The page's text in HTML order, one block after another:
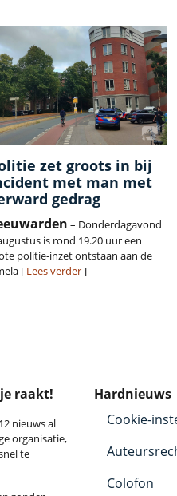
zet groots in bij
met man met
gedrag
– Donderdagavond
is rond 19.20 uur een
politie-inzet ontstaan aan de
[ Lees verder]
raakt!
nieuws al
organisatie,
te
Hardnieuws
Cookie-
Colofon